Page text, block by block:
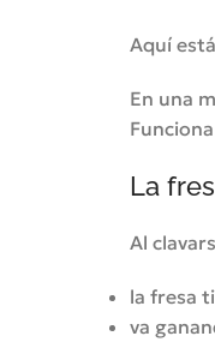
Aquí
En una
La
Al
la fresa
va